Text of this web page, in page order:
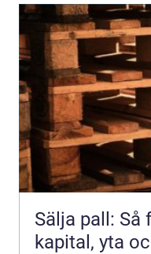
Sälja pall: Så
kapital, yta